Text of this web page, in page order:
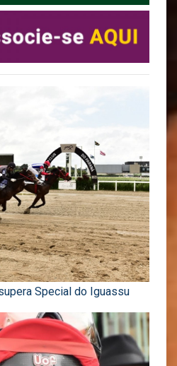
Special do Iguassu